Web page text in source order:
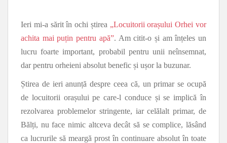
Ieri mi-a sărit în ochi știrea „Locuitorii orașului Orhei vor
achita mai puțin pentru apă”. Am citit-o și am înțeles un
lucru foarte important, probabil pentru unii neînsemnat,
dar pentru orheieni absolut benefic și ușor la buzunar.
Știrea de ieri anunță despre ceea că, un primar se ocupă
de locuitorii orașului pe care-l conduce și se implică în
rezolvarea problemelor stringente, iar celălalt primar, de
Bălți, nu face nimic altceva decât să se complice, lăsând
ca lucrurile să meargă prost în continuare absolut în toate